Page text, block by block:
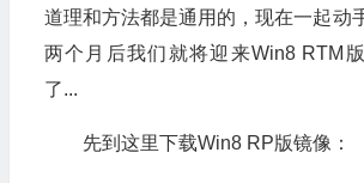
道理和方法都是通用的，现在一起动
两个月后我们就将迎来Win8 RTM
了...
先到这里下载Win8 RP版镜像：